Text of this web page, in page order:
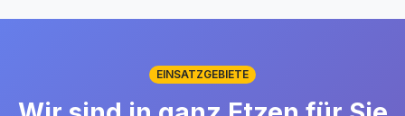
EINSATZGEBIETE